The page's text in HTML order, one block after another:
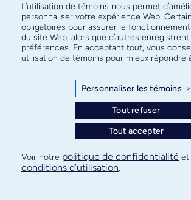
Abonnez-vous à notre
pour connaître l’actualité
Plan de site
Confidentialité
L’utilisation de témoins nous permet
personnaliser votre expérience Web.
obligatoires pour assurer le
du site Web, alors que d’autres enregistrent
préférences. En acceptant tout, vous
utilisation de témoins pour mieux répondre
Personnaliser les témoins >
Tout refuser
Tout accepter
Voir notre politique de confidentialité et
conditions d’utilisation.